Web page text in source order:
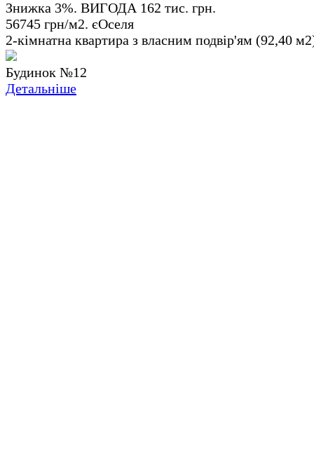
Знижка 3%. ВИГОДА 162 тис. грн.
56745 грн/м2. єОселя
2-кімнатна квартира з власним подвір'ям (92,40
Будинок №12
Детальніше